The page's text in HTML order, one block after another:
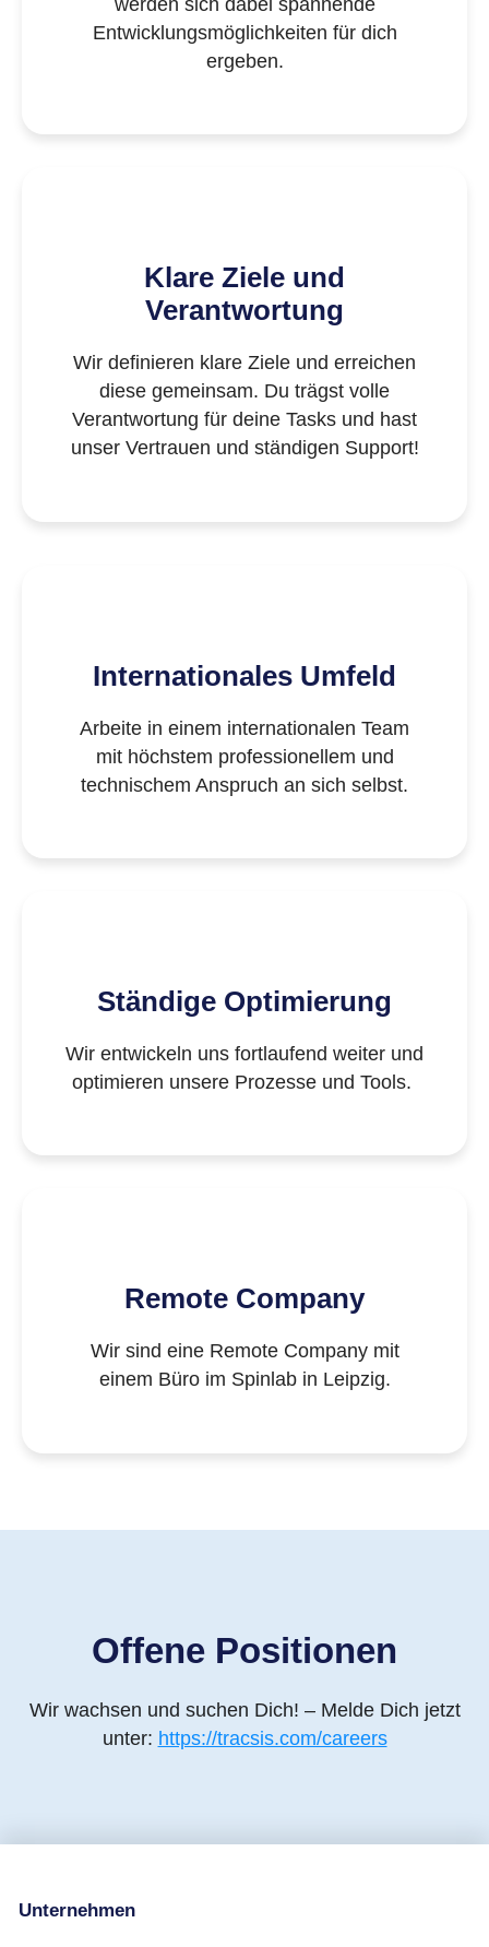
Entwicklungsmöglichkeiten für dich
ergeben.
Klare Ziele und
Verantwortung
Wir definieren klare Ziele und erreichen
diese gemeinsam. Du trägst volle
Verantwortung für deine Tasks und hast
unser Vertrauen und ständigen Support!
Internationales Umfeld
Arbeite in einem internationalen Team
mit höchstem professionellem und
technischem Anspruch an sich selbst.
Ständige Optimierung
Wir entwickeln uns fortlaufend weiter und
optimieren unsere Prozesse und Tools.
Remote Company
Wir sind eine Remote Company mit
einem Büro im Spinlab in Leipzig.
Offene Positionen
Wir wachsen und suchen Dich! – Melde Dich jetzt
unter: https://tracsis.com/careers
Unternehmen